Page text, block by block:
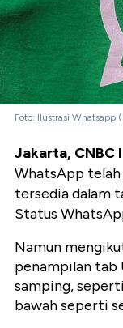
Foto: Ilustrasi Whatsapp
Jakarta, CNBC
WhatsApp
tersedia dalam
Status
Namun
penampilan tab
samping,
bawah seperti